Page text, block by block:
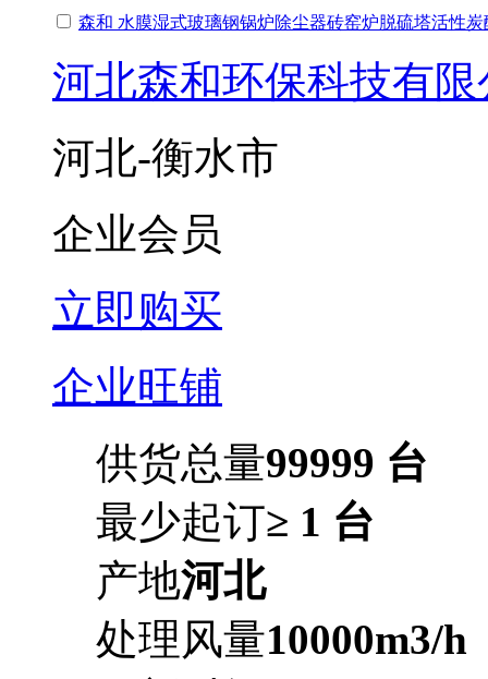
森和 水膜湿式玻璃钢锅炉除尘器砖窑炉脱硫塔活性
河北森和环保科技有限
河北-衡水市
企业会员
立即购买
企业旺铺
供货总量99999 台
最少起订≥ 1 台
产地河北
处理风量10000m3/h